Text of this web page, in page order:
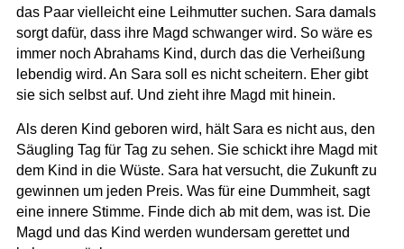
das Paar vielleicht eine Leihmutter suchen. Sara damals
sorgt dafür, dass ihre Magd schwanger wird. So wäre es
immer noch Abrahams Kind, durch das die Verheißung
lebendig wird. An Sara soll es nicht scheitern. Eher gibt
sie sich selbst auf. Und zieht ihre Magd mit hinein.
Als deren Kind geboren wird, hält Sara es nicht aus, den
Säugling Tag für Tag zu sehen. Sie schickt ihre Magd mit
dem Kind in die Wüste. Sara hat versucht, die Zukunft zu
gewinnen um jeden Preis. Was für eine Dummheit, sagt
eine innere Stimme. Finde dich ab mit dem, was ist. Die
Magd und das Kind werden wundersam gerettet und